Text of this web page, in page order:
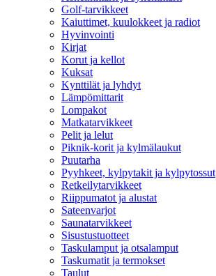
Golf-tarvikkeet
Kaiuttimet, kuulokkeet ja radiot
Hyvinvointi
Kirjat
Korut ja kellot
Kuksat
Kynttilät ja lyhdyt
Lämpömittarit
Lompakot
Matkatarvikkeet
Pelit ja lelut
Piknik-korit ja kylmälaukut
Puutarha
Pyyhkeet, kylpytakit ja kylpytossut
Retkeilytarvikkeet
Riippumatot ja alustat
Sateenvarjot
Saunatarvikkeet
Sisustustuotteet
Taskulamput ja otsalamput
Taskumatit ja termokset
Taulut